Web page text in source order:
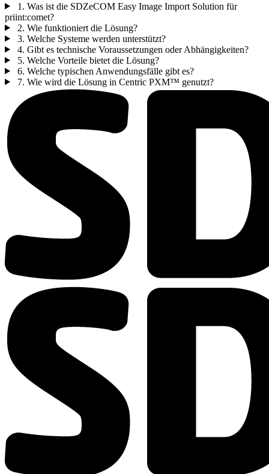
1. Was ist die SDZeCOM Easy Image Import Solution für
priint:comet?
2. Wie funktioniert die Lösung?
3. Welche Systeme werden unterstützt?
4. Gibt es technische Voraussetzungen oder Abhängigkeiten?
5. Welche Vorteile bietet die Lösung?
6. Welche typischen Anwendungsfälle gibt es?
7. Wie wird die Lösung in Centric PXM™ genutzt?